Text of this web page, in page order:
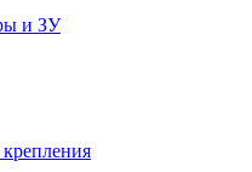
и ЗУ